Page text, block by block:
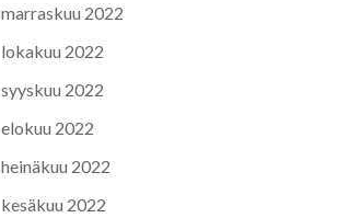
marraskuu 2022
lokakuu 2022
syyskuu 2022
elokuu 2022
heinäkuu 2022
kesäkuu 2022